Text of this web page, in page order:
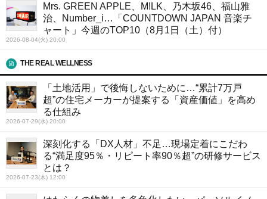
Mrs. GREEN APPLE、M!LK、乃木坂46、福山雅
治、Number_i…「COUNTDOWN JAPAN 音楽チ
ャート」今週のTOP10（8月1日（土）付）
2026-08-04(火) 20:00
THE REAL WELLNESS
「土地活用」で後悔しないために…“累計7万戸
超”の住宅メーカーが提案する「資産価値」を高め
る仕組み
2026-07-29(水) 20:00
深刻化する「DX人材」不足…現場定着にこだわ
る“満足度95％・リピート率90％超”の研修サービス
とは？
2026-07-23(木) 12:00